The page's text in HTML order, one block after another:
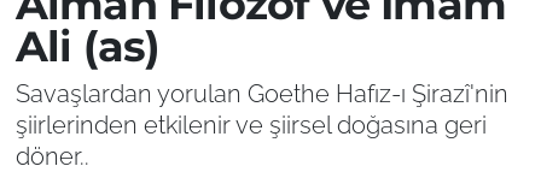
Ali (as)
Savaşlardan yorulan Goethe Hafız-ı Şirazî'nin
şiirlerinden etkilenir ve şiirsel doğasına geri
döner..